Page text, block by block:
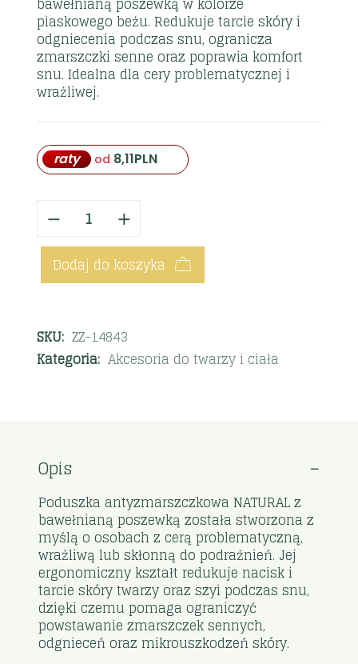
piaskowego beżu. Redukuje tarcie skóry i
odgniecenia podczas snu, ogranicza
zmarszczki senne oraz poprawia komfort
snu. Idealna dla cery problematycznej i
wrażliwej.
raty od 8,11PLN
Dodaj do koszyka
SKU: ZZ-14843
Kategoria: Akcesoria do twarzy i ciała
Opis
Poduszka antyzmarszczkowa NATURAL z
bawełnianą poszewką została stworzona z
myślą o osobach z cerą problematyczną,
wrażliwą lub skłonną do podrażnień. Jej
ergonomiczny kształt redukuje nacisk i
tarcie skóry twarzy oraz szyi podczas snu,
dzięki czemu pomaga ograniczyć
powstawanie zmarszczek sennych,
odgnieceń oraz mikrouszkodzeń skóry.